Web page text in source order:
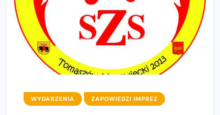
WYDARZENIA ZAPOWIEDZI IMPREZ